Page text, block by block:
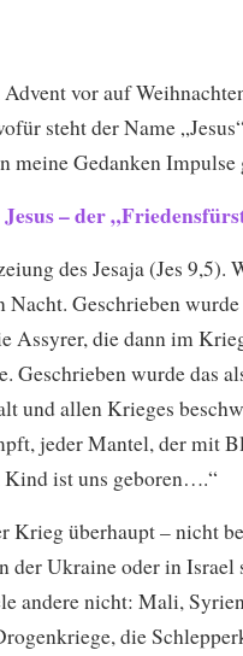
vor auf
steht der Name
meine Gedanken Impulse
Jesus – der
des Jesaja (Jes 9,5).
Geschrieben
Assyrer, die dann im
Geschrieben wurde das
und allen Krieges
jeder Mantel, der mit
Kind ist uns geboren….“
Krieg überhaupt – nicht
der Ukraine oder in Israel
andere nicht: Mali,
die